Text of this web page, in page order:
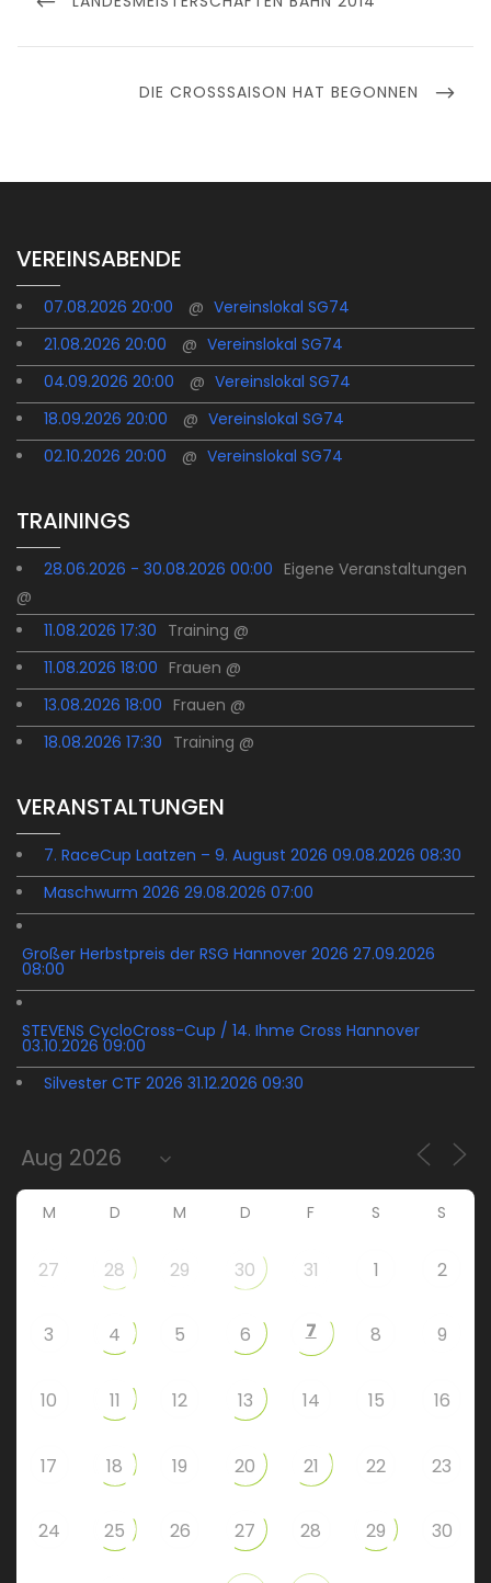
NEXT
DIE CROSSSAISON HAT BEGONNEN
VEREINSABENDE
07.08.2026 20:00 @ Vereinslokal SG74
21.08.2026 20:00
@ Vereinslokal SG74
04.09.2026 20:00
@ Vereinslokal SG74
18.09.2026 20:00
@ Vereinslokal SG74
02.10.2026 20:00
@ Vereinslokal SG74
TRAININGS
28.06.2026 - 30.08.2026 00:00 Eigene Veranstaltungen
@
11.08.2026 17:30 Training @
11.08.2026 18:00 Frauen @
13.08.2026 18:00 Frauen @
18.08.2026 17:30 Training @
VERANSTALTUNGEN
7. RaceCup Laatzen – 9. August 2026 09.08.2026 08:30
Maschwurm 2026 29.08.2026 07:00
Großer Herbstpreis der RSG Hannover 2026 27.09.2026
08:00
STEVENS CycloCross-Cup / 14. Ihme Cross Hannover
03.10.2026 09:00
Silvester CTF 2026 31.12.2026 09:30
M D M D F S S
27 28 29 30 31 1 2
3 4 5 6 7 8 9
10 11 12 13 14 15 16
17 18 19 20 21 22 23
24 25 26 27 28 29 30